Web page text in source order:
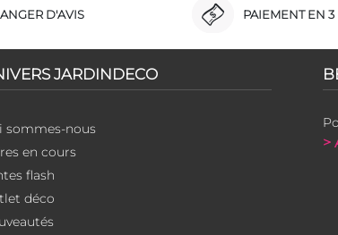
D'AVIS PAIEMENT EN 3
JARDINDECO
sommes-nous
en cours
flash
déco
>